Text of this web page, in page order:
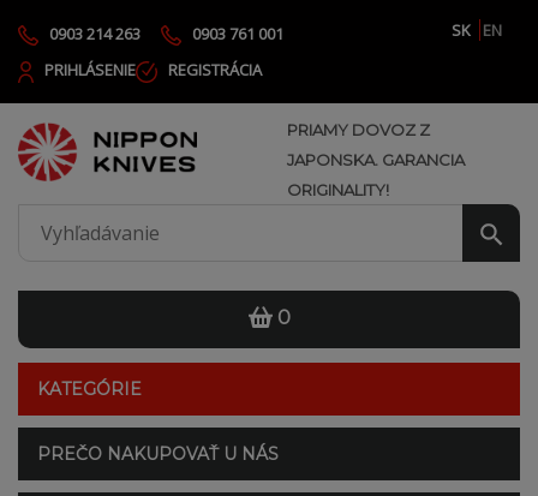
0903 214 263 0903 761 001 SK
EN
PRIHLÁSENIE
REGISTRÁCIA
PRIAMY DOVOZ Z
JAPONSKA. GARANCIA
ORIGINALITY!
0
KATEGÓRIE
PREČO NAKUPOVAŤ U NÁS